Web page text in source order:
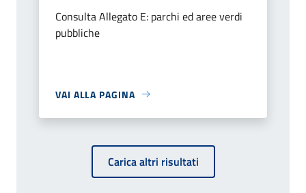
Consulta Allegato E: parchi ed aree verdi
pubbliche
VAI ALLA PAGINA
Carica altri risultati